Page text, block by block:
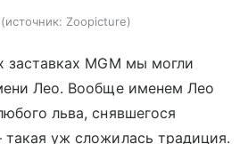
источник: Zoopicture
заставках MGM мы могли
Лео. Вообще именем Лео
льва, снявшегося
такая уж сложилась традиция.